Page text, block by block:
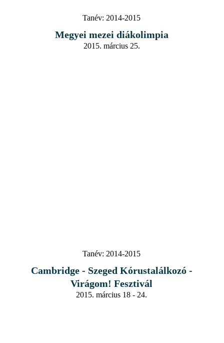
Tanév: 2014-2015
Megyei mezei diákolimpia
2015. március 25.
Tanév: 2014-2015
Cambridge - Szeged Kórustalálkozó -
Virágom! Fesztivál
2015. március 18 - 24.